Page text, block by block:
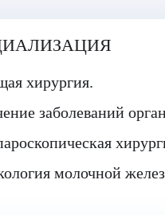
хирургия.
заболеваний
молочной